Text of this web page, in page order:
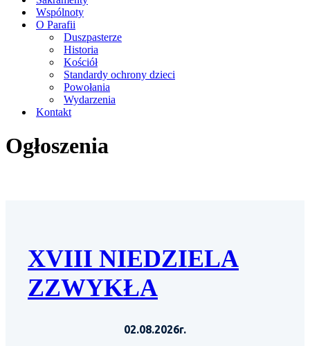
Wspólnoty
O Parafii
Duszpasterze
Historia
Kościół
Standardy ochrony dzieci
Powołania
Wydarzenia
Kontakt
Ogłoszenia
XVIII NIEDZIELA
ZZWYKŁA
02.08.2026r.